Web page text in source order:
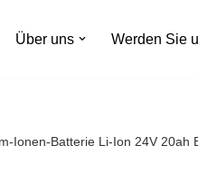
Über uns Werden Sie
Batterie Li-Ion 24V 20ah